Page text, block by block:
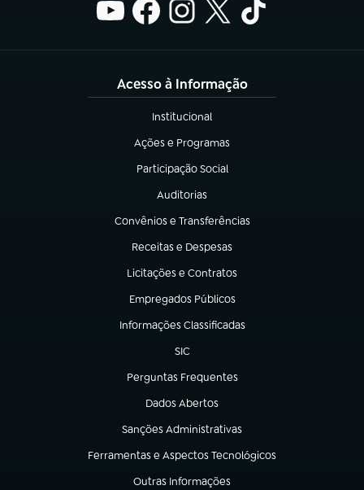
Acesso à Informação
Institucional
(abre em nova aba)
Ações e Programas
(abre em nova aba)
Participação Social
(abre em nova aba)
Auditorias
(abre em nova aba)
Convênios e Transferências
(abre em nova aba)
Receitas e Despesas
(abre em nova aba)
Licitações e Contratos
(abre em nova aba)
Empregados Públicos
(abre em nova aba)
Informações Classificadas
(abre em nova aba)
SIC
(abre em nova aba)
Perguntas Frequentes
(abre em nova aba)
Dados Abertos
(abre em nova aba)
Sanções Administrativas
(abre em nova aba)
Ferramentas e Aspectos Tecnológicos
(abre em nova aba)
Outras Informações
(abre em nova aba)